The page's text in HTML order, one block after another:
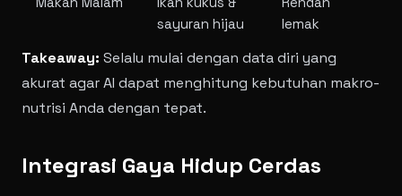
sayuran hijau
lemak
Takeaway: Selalu mulai dengan data diri yang
akurat agar AI dapat menghitung kebutuhan makro-
nutrisi Anda dengan tepat.
Integrasi Gaya Hidup Cerdas